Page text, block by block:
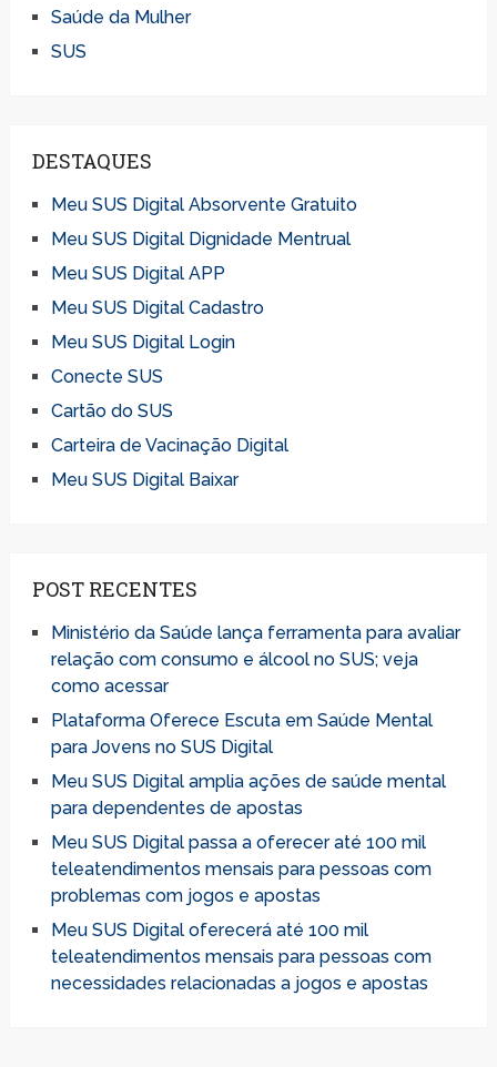
Saúde da Mulher
SUS
DESTAQUES
Meu SUS Digital Absorvente Gratuito
Meu SUS Digital Dignidade Mentrual
Meu SUS Digital APP
Meu SUS Digital Cadastro
Meu SUS Digital Login
Conecte SUS
Cartão do SUS
Carteira de Vacinação Digital
Meu SUS Digital Baixar
POST RECENTES
Ministério da Saúde lança ferramenta para avaliar
relação com consumo e álcool no SUS; veja
como acessar
Plataforma Oferece Escuta em Saúde Mental
para Jovens no SUS Digital
Meu SUS Digital amplia ações de saúde mental
para dependentes de apostas
Meu SUS Digital passa a oferecer até 100 mil
teleatendimentos mensais para pessoas com
problemas com jogos e apostas
Meu SUS Digital oferecerá até 100 mil
teleatendimentos mensais para pessoas com
necessidades relacionadas a jogos e apostas